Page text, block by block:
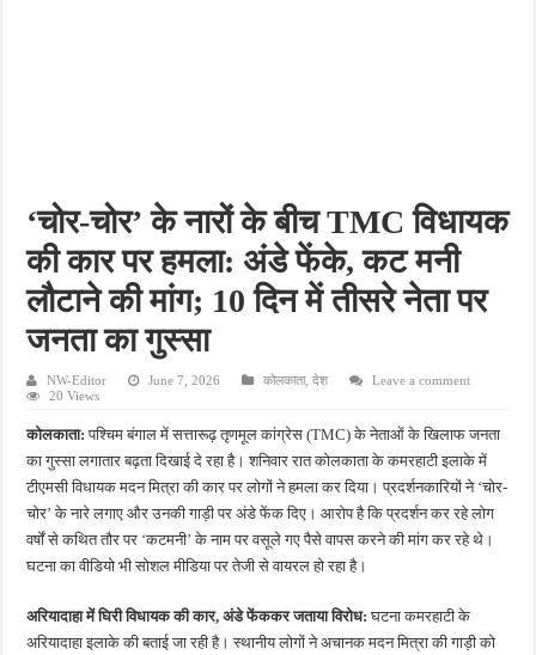
‘चोर-चोर’ के नारों के बीच TMC विधायक
की कार पर हमला: अंडे फेंके, कट मनी
लौटाने की मांग; 10 दिन में तीसरे नेता पर
जनता का गुस्सा
NW-Editor June 7, 2026 कोलकाता,देश
Leave a comment
20 Views
कोलकाता: पश्चिम बंगाल में सत्तारूढ़ तृणमूल कांग्रेस (TMC) के नेताओं के खिलाफ जनता
का गुस्सा लगातार बढ़ता दिखाई दे रहा है। शनिवार रात कोलकाता के कमरहाटी इलाके में
टीएमसी विधायक मदन मित्रा की कार पर लोगों ने हमला कर दिया। प्रदर्शनकारियों ने ‘चोर-
चोर’ के नारे लगाए और उनकी गाड़ी पर अंडे फेंक दिए। आरोप है कि प्रदर्शन कर रहे लोग
वर्षों से कथित तौर पर ‘कटमनी’ के नाम पर वसूले गए पैसे वापस करने की मांग कर रहे थे।
घटना का वीडियो भी सोशल मीडिया पर तेजी से वायरल हो रहा है।
अरियादाहा में घिरी विधायक की कार, अंडे फेंककर जताया विरोध:घटना कमरहाटी के
अरियादाहा इलाके की बताई जा रही है। स्थानीय लोगों ने अचानक मदन मित्रा की गाड़ी को